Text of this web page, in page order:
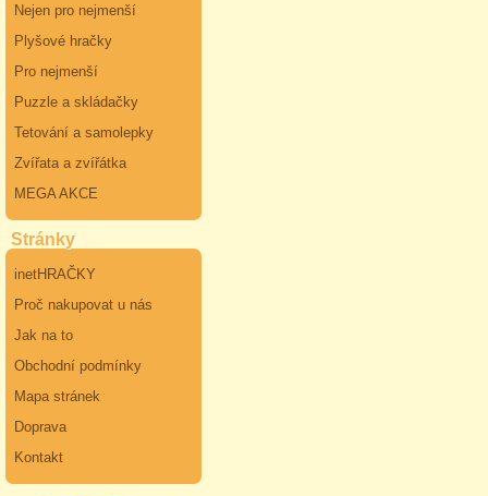
Nejen pro nejmenší
Plyšové hračky
Pro nejmenší
Puzzle a skládačky
Tetování a samolepky
Zvířata a zvířátka
MEGA AKCE
Stránky
inetHRAČKY
Proč nakupovat u nás
Jak na to
Obchodní podmínky
Mapa stránek
Doprava
Kontakt